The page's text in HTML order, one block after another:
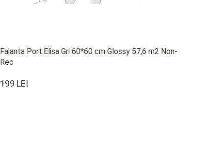
Faianta Port.Elisa Gri 60*60 cm Glossy 57,6 m2 Non-
Rec
199 LEI